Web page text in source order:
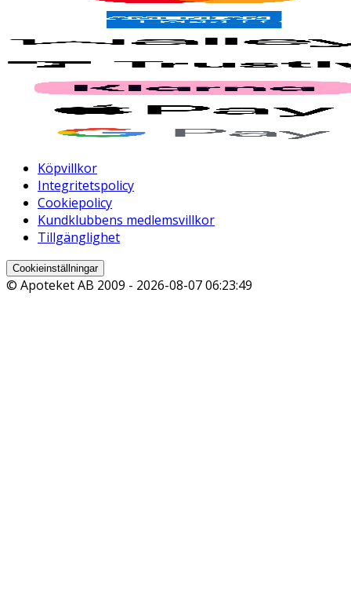
Köpvillkor
Integritetspolicy
Cookiepolicy
Kundklubbens medlemsvillkor
Tillgänglighet
Cookieinställningar
© Apoteket AB 2009 - 2026-08-07 06:23:49